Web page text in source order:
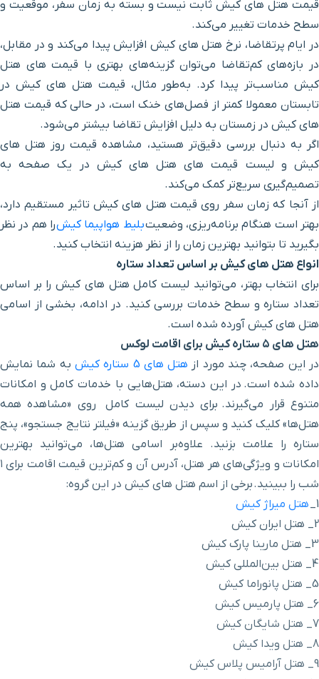
و بسته به زمان سفر، موقعیت و
کیش افزایش پیدا می‌کند و در مقابل،
گزینه‌های بهتری با قیمت های هتل
مثال، قیمت هتل های کیش در
خنک است، در حالی که قیمت هتل
افزایش تقاضا بیشتر می‌شود.
هستید، مشاهده قیمت روز هتل های
هتل های کیش در یک صفحه به
هتل های کیش تاثیر مستقیم دارد،
وضعیت بلیط هواپیما کیش را هم در نظر
را از نظر هزینه انتخاب کنید.
تعداد ستاره
لیست کامل هتل های کیش را بر اساس
کنید. در ادامه، بخشی از اسامی
هتل‌ های 5 ستاره کیش
به شما نمایش
هتل‌هایی با خدمات کامل و امکانات
دیدن لیست کامل روی «مشاهده همه
گزینه «فیلتر نتایج جستجو»، پنج
اسامی هتل‌ها، می‌توانید بهترین
امکانات و ویژگی‌های هر هتل، آدرس آن و کم‌ترین قیمت اقامت برای ۱
های کیش در این گروه: